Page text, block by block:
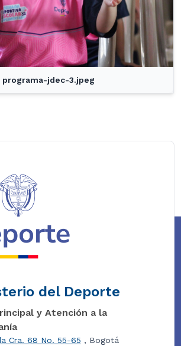
programa-jdec-3.jpeg
del Deporte
y Atención a la
Cra. 68 No. 55-65 , Bogotá